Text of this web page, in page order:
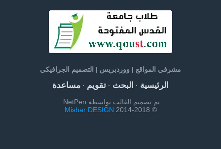
مشرفي المواقع | ووردبريس | التصميم الجرافيكي
الرئيسية· البحث· تقويم· مساعدة
تم تصميم القالب بواسطة NetPen:
© 2014-2018
Mishar DESIGN